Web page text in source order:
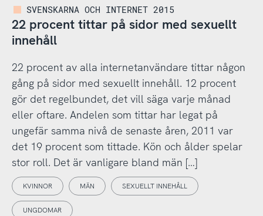
SVENSKARNA OCH INTERNET 2015
22 procent tittar på sidor med sexuellt
innehåll
22 procent av alla internetanvändare tittar någon
gång på sidor med sexuellt innehåll. 12 procent
gör det regelbundet, det vill säga varje månad
eller oftare. Andelen som tittar har legat på
ungefär samma nivå de senaste åren, 2011 var
det 19 procent som tittade. Kön och ålder spelar
stor roll. Det är vanligare bland män […]
KVINNOR MÄN SEXUELLT INNEHÅLL
UNGDOMAR